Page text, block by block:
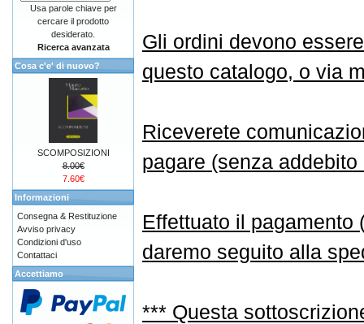
Gli ordini devono
questo catalogo, o via
Riceverete
pagare (senza
Effettuato il pagamento
daremo seguito alla
*** Questa
Usa parole chiave per
cercare il prodotto
desiderato.
Ricerca avanzata
Cosa c'e' di nuovo?
SCOMPOSIZIONI
8.00€
7.60€
Informazioni
Consegna & Restituzione
Avviso privacy
Condizioni d'uso
Contattaci
Accettiamo